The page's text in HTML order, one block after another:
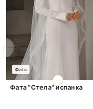
Фата
Фата "Стела" испанка